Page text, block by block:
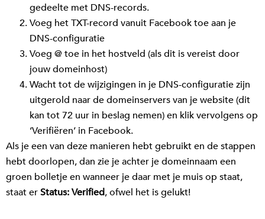
gedeelte met DNS-records.
Voeg het TXT-record vanuit Facebook toe aan je
DNS-configuratie
Voeg @ toe in het hostveld (als dit is vereist door
jouw domeinhost)
Wacht tot de wijzigingen in je DNS-configuratie zijn
uitgerold naar de domeinservers van je website (dit
kan tot 72 uur in beslag nemen) en klik vervolgens op
‘Verifiëren’ in Facebook.
Als je een van deze manieren hebt gebruikt en de stappen
hebt doorlopen, dan zie je achter je domeinnaam een
groen bolletje en wanneer je daar met je muis op staat,
staat erStatus: Verified, ofwel het is gelukt!